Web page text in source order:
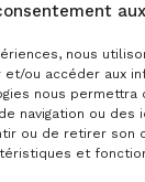
nous
ou accéder aux
nous
navigation ou des
ou de retirer son
et